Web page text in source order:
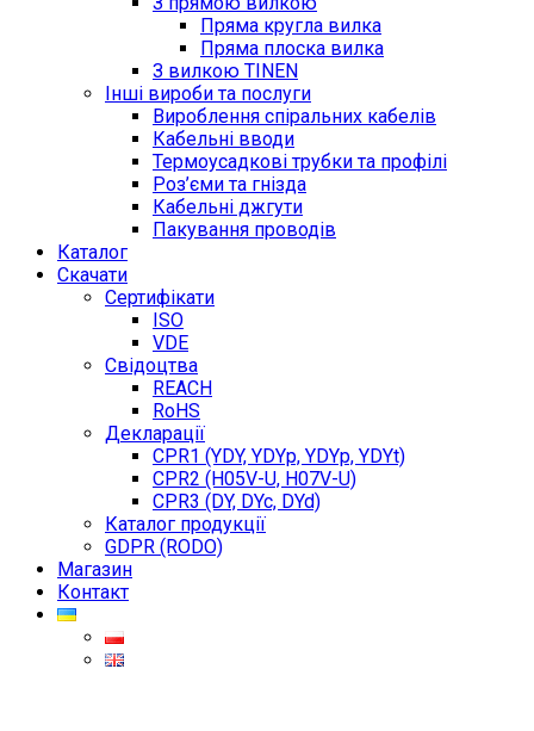
Пряма кругла вилка
Пряма плоска вилка
З вилкою TINEN
Інші вироби та послуги
Вироблення спіральних кабелів
Кабельні вводи
Термоусадкові трубки та профілі
Роз’єми та гнізда
Кабельні джгути
Пакування проводів
Каталог
Скачати
Сертифікати
ISO
VDE
Свідоцтва
REACH
RoHS
Декларації
CPR1 (YDY, YDYp, YDYp, YDYt)
CPR2 (H05V-U, H07V-U)
CPR3 (DY, DYc, DYd)
Каталог продукції
GDPR (RODO)
Магазин
Контакт